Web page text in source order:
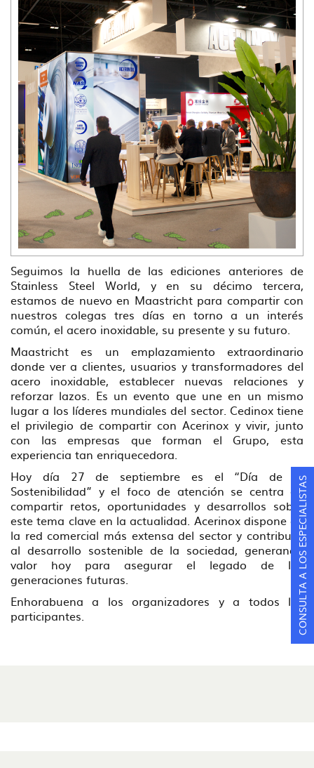
Seguimos la huella de las ediciones anteriores de
Stainless Steel World, y en su décimo tercera,
estamos de nuevo en Maastricht para compartir con
nuestros colegas tres días en torno a un interés
común, el acero inoxidable, su presente y su futuro.
Maastricht es un emplazamiento extraordinario
donde ver a clientes, usuarios y transformadores del
acero inoxidable, establecer nuevas relaciones y
reforzar lazos. Es un evento que une en un mismo
lugar a los líderes mundiales del sector. Cedinox tiene
el privilegio de compartir con Acerinox y vivir, junto
con las empresas que forman el Grupo, esta
experiencia tan enriquecedora.
Hoy día 27 de septiembre es el “Día de la
Sostenibilidad” y el foco de atención se centra en
compartir retos, oportunidades y desarrollos sobre
este tema clave en la actualidad. Acerinox dispone de
la red comercial más extensa del sector y contribuye
al desarrollo sostenible de la sociedad, generando
valor hoy para asegurar el legado de las
generaciones futuras.
Enhorabuena a los organizadores y a todos los
participantes.
CONSULTA A LOS ESPECIALISTAS